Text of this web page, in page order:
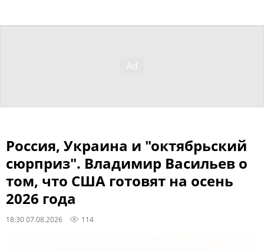
Россия, Украина и "октябрьский
сюрприз". Владимир Васильев о
том, что США готовят на осень
2026 года
18:30 07.08.2026 114